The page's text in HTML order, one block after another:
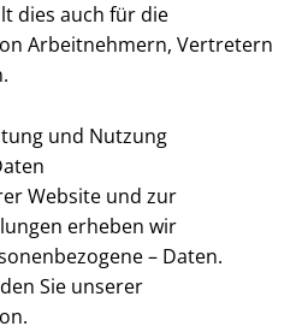
dies auch für die
Arbeitnehmern, Vertretern
und Nutzung
Website und zur
erheben wir
– Daten.
Sie unserer